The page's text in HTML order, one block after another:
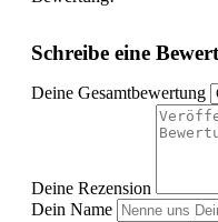
Schreibe eine
Deine Gesamtbewertung
Deine Rezension
Dein Name